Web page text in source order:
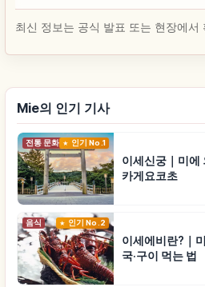
최신 정보는 공식 발표 또는 현장에서
Mie의 인기 기사
전통 문화 인기 No.1
이세신궁｜미에
카게요코초
음식 인기 No.2
이세에비란?｜
국·구이 먹는 법